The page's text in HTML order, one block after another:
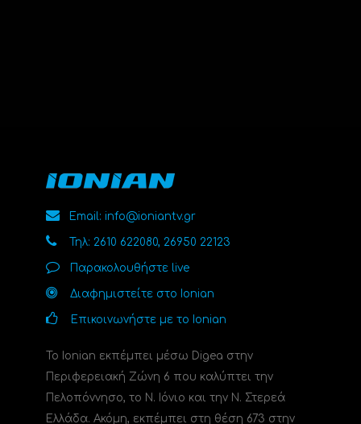
Email: info@ioniantv.gr
Τηλ: 2610 622080, 26950 22123
Παρακολουθήστε live
Διαφημιστείτε στο Ionian
Επικοινωνήστε με το Ionian
Το Ionian εκπέμπει μέσω Digea στην
Περιφερειακή Ζώνη 6 που καλύπτει την
Πελοπόννησο, το N. Ιόνιο και την Ν. Στερεά
Ελλάδα. Ακόμη, εκπέμπει στη θέση 673 στην